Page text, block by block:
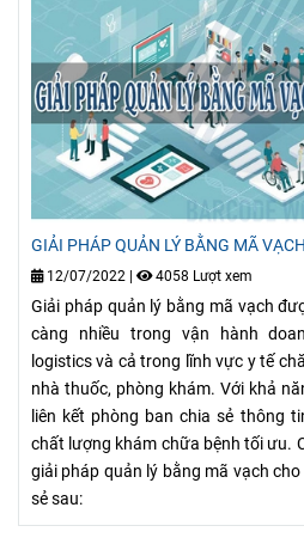
GIẢI PHÁP QUẢN LÝ BẰNG MÃ
12/07/2022 | 4058 Lượt xem
Giải pháp quản lý bằng mã vạch
càng nhiều trong vận hành
logistics và cả trong lĩnh vực y tế
nhà thuốc, phòng khám. Với khả
liên kết phòng ban chia sẻ thông
chất lượng khám chữa bệnh tối ưu.
giải pháp quản lý bằng mã vạch
sẻ sau: